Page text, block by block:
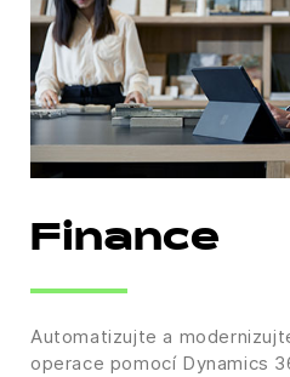
Finance
Automatizujte a
operace pomocí Dynamics